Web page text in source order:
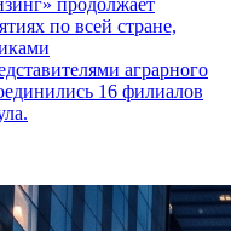
продолжает
по всей стране,
аграрного
16 филиалов